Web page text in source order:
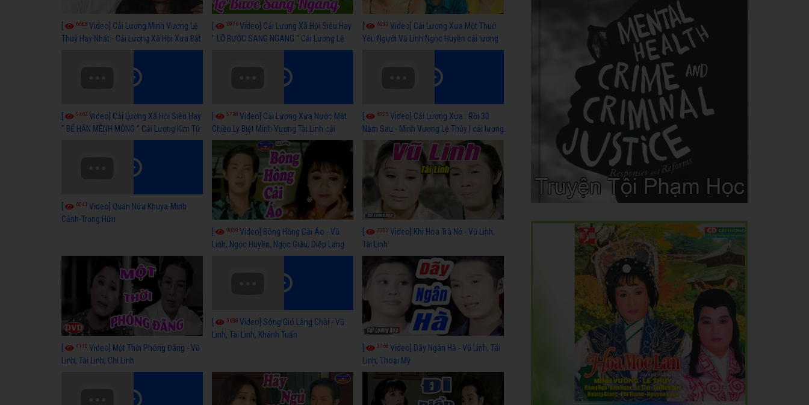
6688 Video] Cải Lương Minh Vương Lệ
Thuỷ Hay Nhất - Cải Lương Xã Hội Xưa Bất
6976Video] Cải Lương Xã Hội Siêu Hay
" LỠ BƯỚC SANG NGANG " Cải Lương Lệ
Thuỷ, Thanh Tuấn, Hồng Nga
6392 Video] Cải Lương Xưa Một Thuở
Yêu Người Vũ Linh Ngọc Huyền cải lương
5462 Video] Cải Lương Xã Hội Siêu Hay
" BỂ HẬN MÊNH MÔNG " Cải Lương Kim Tử
Long, Thanh Ngân Hay Nhất
5738 Video] Cải Lương Xưa Nước Mắt
Chiều Ly Biệt Minh Vương Tài Linh cải
lương xã hội hay nhất
6325 Video] Cải Lương Xưa : Rồi 30
Năm Sau - Minh Vương Lệ Thủy | cải lương
xã hội hay nhất
6041 Video] Quán Nửa Khuya-Minh
Cảnh-Trọng Hữu
9059 Video] Bông Hồng Cài Áo - Vũ
Linh, Ngọc Huyền, Ngọc Giàu, Diệp Lang
7352 Video] Khi Hoa Trà Nở - Vũ Linh,
Tài Linh
4110 Video] Một Thời Phóng Đãng - Vũ
Linh, Tài Linh, Chí Linh
3658 Video] Sóng Gió Làng Chài - Vũ
Linh, Tài Linh, Khánh Tuấn
3768 Video] Dãy Ngân Hà - Vũ Linh, Tài
Linh, Thoại Mỹ